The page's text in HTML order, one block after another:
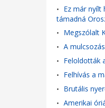
• Ez már nyílt
támadná
• Megszólalt
• A
• Feloldották
• Felhívás a
• Brutális
• Amerikai